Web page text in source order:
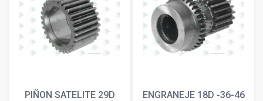
PIÑON SATELITE 29D
ENGRANEJE 18D -36-46